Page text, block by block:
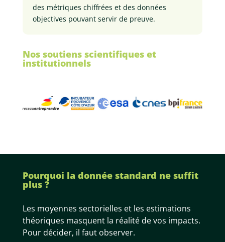
des métriques chiffrées et des données
objectives pouvant servir de preuve.
Nos soutiens scientifiques et
institutionnels
Pourquoi la donnée standard ne suffit
plus ?
Les moyennes sectorielles et les estimations
théoriques masquent la réalité de vos impacts.
Pour décider, il faut observer.